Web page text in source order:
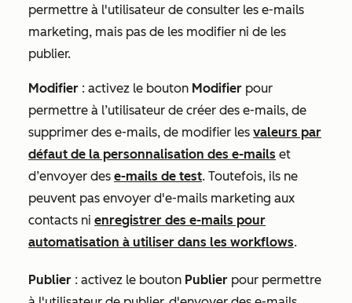
permettre à l'utilisateur de consulter les e-mails
marketing, mais pas de les modifier ni de les
publier.
Modifier : activez le bouton Modifier pour
permettre à l’utilisateur de créer des e-mails, de
supprimer des e-mails, de modifier les valeurs par
défaut de la personnalisation des e-mails et
d’envoyer des e-mails de test. Toutefois, ils ne
peuvent pas envoyer d'e-mails marketing aux
contacts ni enregistrer des e-mails pour
automatisation à utiliser dans les workflows.
Publier : activez le bouton Publier pour permettre